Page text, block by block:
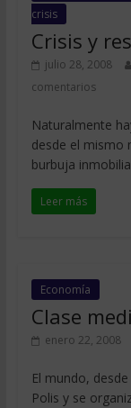
crisis
Crisis y
julio 28, 2008
comentarios
Naturalmente
desde el mismo
burbuja
Leer más
Economía
Clase
enero 22, 2008
El mundo,
Polis y se